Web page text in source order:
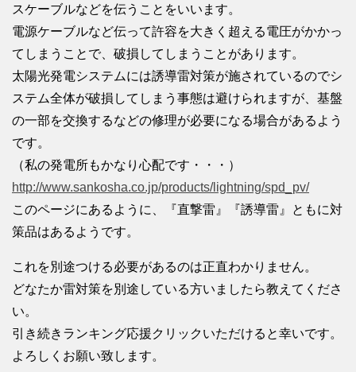
スケーブルなどを伝うことをいいます。
電源ケーブルなど伝って許容を大きく超える電圧がかかっ
てしまうことで、破損してしまうことがあります。
太陽光発電システムには誘導雷対策が施されているのでシ
ステム全体が破損してしまう事態は避けられますが、基盤
の一部を交換するなどの修理が必要になる場合があるよう
です。
（私の発電所もかなり心配です・・・）
http://www.sankosha.co.jp/products/lightning/spd_pv/
このページにあるように、『直撃雷』『誘導雷』ともに対
策品はあるようです。
これを別途つける必要があるのは正直わかりません。
どなたか雷対策を別途している方いましたら教えてくださ
い。
引き続きランキング応援クリックいただけると幸いです。
よろしくお願い致します。